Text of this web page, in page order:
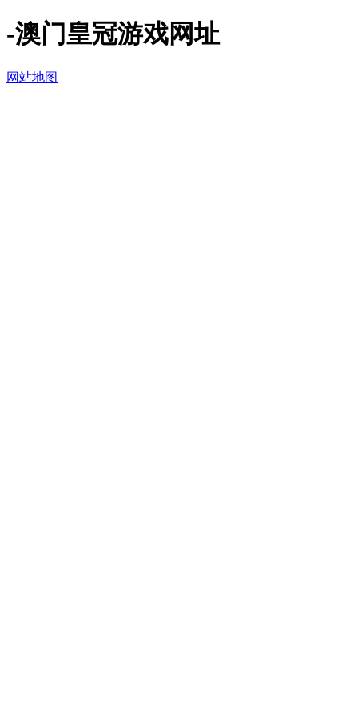
-澳门皇冠游戏网址
网站地图